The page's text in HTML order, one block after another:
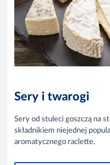
Sery i twarogi
Sery od stuleci goszczą na
składnikiem niejednej
aromatycznego raclette.